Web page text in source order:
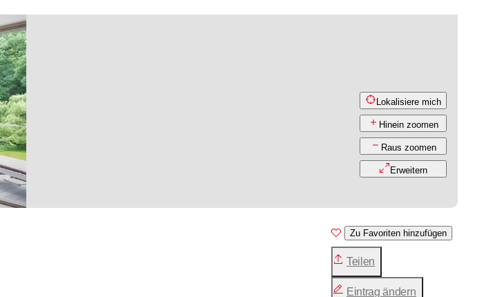
Lokalisiere mich
Hinein zoomen
Raus zoomen
Erweitern
Zu Favoriten hinzufügen
Teilen
Eintrag ändern